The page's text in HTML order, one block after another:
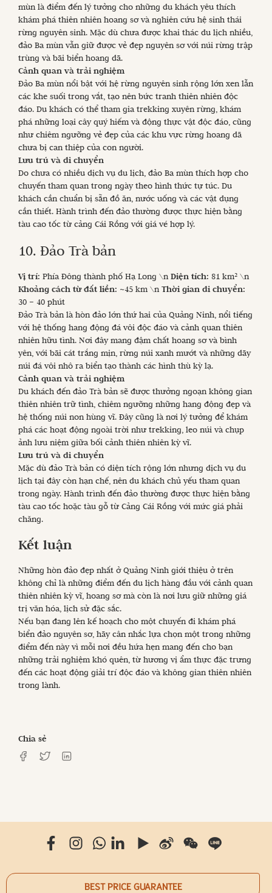
mùn là điểm đến lý tưởng cho những du khách yêu thích
khám phá thiên nhiên hoang sơ và nghiên cứu hệ sinh thái
rừng nguyên sinh. Mặc dù chưa được khai thác du lịch nhiều,
đảo Ba mùn vẫn giữ được vẻ đẹp nguyên sơ với núi rừng trập
trùng và bãi biển hoang dã.
Cảnh quan và trải nghiệm
Đảo Ba mùn nổi bật với hệ rừng nguyên sinh rộng lớn xen lẫn
các khe suối trong vắt, tạo nên bức tranh thiên nhiên độc
đáo. Du khách có thể tham gia trekking xuyên rừng, khám
phá những loại cây quý hiếm và động thực vật độc đáo, cũng
như chiêm ngưỡng vẻ đẹp của các khu vực rừng hoang dã
chưa bị can thiệp của con người.
Lưu trú và di chuyển
Do chưa có nhiều dịch vụ du lịch, đảo Ba mùn thích hợp cho
chuyến tham quan trong ngày theo hình thức tự túc. Du
khách cần chuẩn bị sẵn đồ ăn, nước uống và các vật dụng
cần thiết. Hành trình đến đảo thường được thực hiện bằng
tàu cao tốc từ cảng Cái Rồng với giá vé hợp lý.
10. Đảo Trà bản
Vị trí: Phía Đông thành phố Hạ Long \nDiện tích: 81 km² \n
Khoảng cách từ đất liền: ~45 km \nThời gian di chuyển:
30 – 40 phút
Đảo Trà bản là hòn đảo lớn thứ hai của Quảng Ninh, nổi tiếng
với hệ thống hang động đá vôi độc đáo và cảnh quan thiên
nhiên hữu tình. Nơi đây mang đậm chất hoang sơ và bình
yên, với bãi cát trắng mịn, rừng núi xanh mướt và những dãy
núi đá vôi nhô ra biển tạo thành các hình thù kỳ lạ.
Cảnh quan và trải nghiệm
Du khách đến đảo Trà bản sẽ được thưởng ngoạn không gian
thiên nhiên trữ tình, chiêm ngưỡng những hang động đẹp và
hệ thống núi non hùng vĩ. Đây cũng là nơi lý tưởng để khám
phá các hoạt động ngoài trời như trekking, leo núi và chụp
ảnh lưu niệm giữa bối cảnh thiên nhiên kỳ vĩ.
Lưu trú và di chuyển
Mặc dù đảo Trà bản có diện tích rộng lớn nhưng dịch vụ du
lịch tại đây còn hạn chế, nên du khách chủ yếu tham quan
trong ngày. Hành trình đến đảo thường được thực hiện bằng
tàu cao tốc hoặc tàu gỗ từ Cảng Cái Rồng với mức giá phải
chăng.
Kết luận
Những hòn đảo đẹp nhất ở Quảng Ninh giới thiệu ở trên
không chỉ là những điểm đến du lịch hàng đầu với cảnh quan
thiên nhiên kỳ vĩ, hoang sơ mà còn là nơi lưu giữ những giá
trị văn hóa, lịch sử đặc sắc.
Nếu bạn đang lên kế hoạch cho một chuyến đi khám phá
biển đảo nguyên sơ, hãy cân nhắc lựa chọn một trong những
điểm đến này vì mỗi nơi đều hứa hẹn mang đến cho bạn
những trải nghiệm khó quên, từ hương vị ẩm thực đặc trưng
đến các hoạt động giải trí độc đáo và không gian thiên nhiên
trong lành.
Chia sẻ
BEST PRICE GUARANTEE